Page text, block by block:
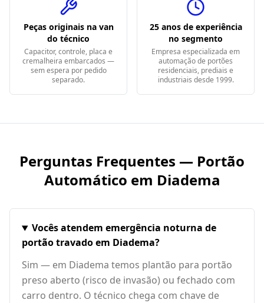
Peças originais na van
do técnico
Capacitor, controle, placa e
cremalheira embarcados —
sem espera por pedido
separado.
25 anos de experiência
no segmento
Empresa especializada em
automação de portões
residenciais, prediais e
industriais desde 1999.
Perguntas Frequentes — Portão
Automático em Diadema
Vocês atendem emergência noturna de
portão travado em Diadema?
Sim — em Diadema temos plantão para portão
preso aberto (risco de invasão) ou fechado com
carro dentro. O técnico chega com chave de